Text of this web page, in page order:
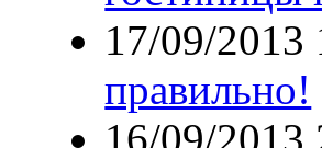
17/09/2013
правильно!
16/09/2013